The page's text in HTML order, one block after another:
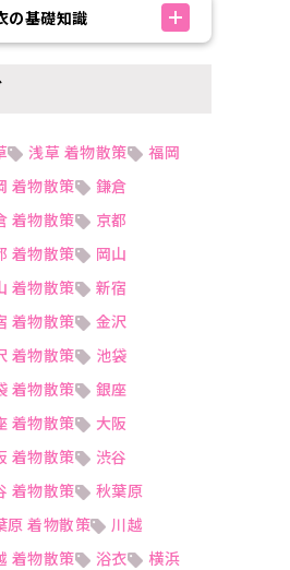
の基礎知識
浅草 着物散策
福岡
着物散策
鎌倉
着物散策
京都
着物散策
岡山
着物散策
新宿
着物散策
金沢
着物散策
池袋
着物散策
銀座
着物散策
大阪
着物散策
渋谷
着物散策
秋葉原
原 着物散策
川越
着物散策
浴衣
横浜